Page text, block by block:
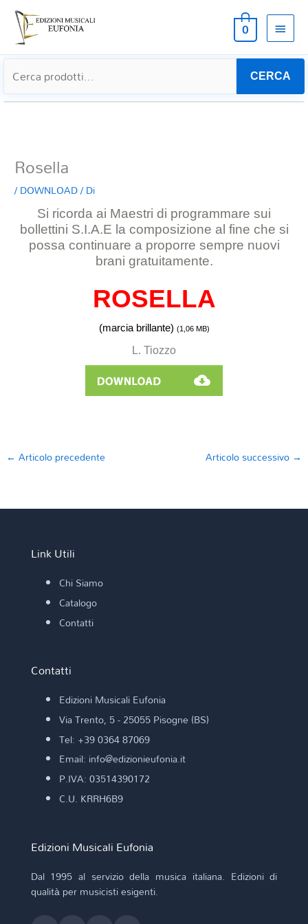
0
CERCA
Rosella
/DOWNLOAD/ Di
Si ricorda ai Maestri di programmare sui
bollettini S.I.A.E la composizione al fine che si
possa continuare a proporre sempre nuovi
brani gratuitamente.
ROSELLA
(marcia brillante) (1,06MB)
L. Tiozzo
← Articolo precedente Articolo successivo →
Link Utili
Chi Siamo
Catalogo
Contatti
Contatti
Edizioni Musicali Eufonia
Via Trento, 5 - 25055 Pisogne (BS)
Tel: +39 0364 87069
Email: info@edizionieufonia.it
P.IVA: 03514390172
C.U. KRRH6B9
Edizioni Musicali Eufonia
Dal 1995 al servizio della musica italiana. Edizioni di
qualità per musicisti esigenti.